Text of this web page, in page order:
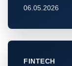
06.05.2026
FINTECH